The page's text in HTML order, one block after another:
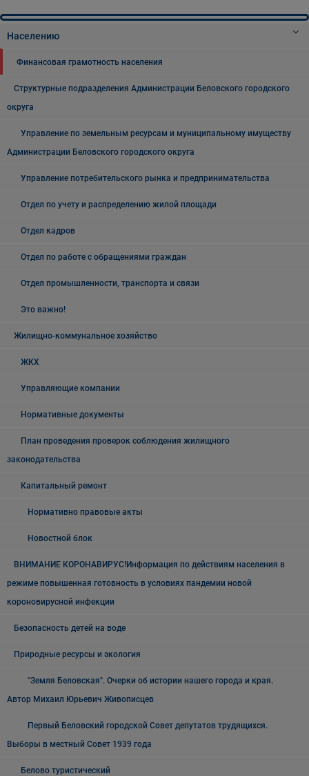
Населению
Финансовая грамотность населения
Структурные подразделения Администрации Беловского городского
округа
Управление по земельным ресурсам и муниципальному имуществу
Администрации Беловского городского округа
Управление потребительского рынка и предпринимательства
Отдел по учету и распределению жилой площади
Отдел кадров
Отдел по работе с обращениями граждан
Отдел промышленности, транспорта и связи
Это важно!
Жилищно-коммунальное хозяйство
ЖКХ
Управляющие компании
Нормативные документы
План проведения проверок соблюдения жилищного
законодательства
Капитальный ремонт
Нормативно правовые акты
Новостной блок
ВНИМАНИЕ КОРОНАВИРУС!Информация по действиям населения в
режиме повышенная готовность в условиях пандемии новой
короновирусной инфекции
Безопасность детей на воде
Природные ресурсы и экология
"Земля Беловская". Очерки об истории нашего города и края.
Автор Михаил Юрьевич Живописцев
Первый Беловский городской Совет депутатов трудящихся.
Выборы в местный Совет 1939 года
Белово туристический